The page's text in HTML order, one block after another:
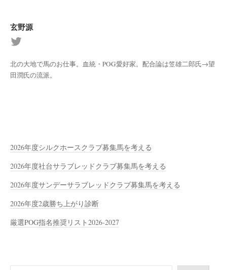
玄野源
北の大地で馬のお仕事。血統・POG愛好家。配合論は笠雄二郎氏→望
田潤氏の流派。
2026年度シルクホースクラブ募集馬を考える
2026年度社台サラブレッドクラブ募集馬を考える
2026年度サンデーサラブレッドクラブ募集馬を考える
2026年度2歳勝ち上がり診断
厳選POG指名推奨リスト2026-2027